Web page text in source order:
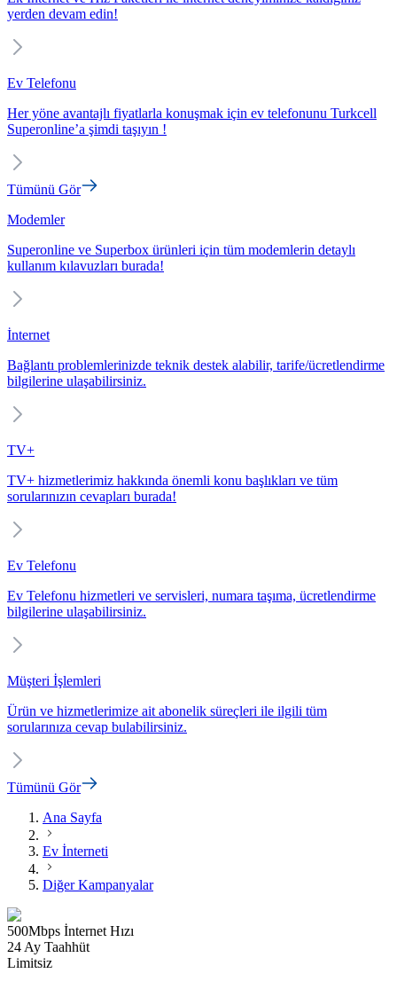
yerden devam edin!
Ev Telefonu
Her yöne avantajlı fiyatlarla konuşmak için ev telefonunu Turkcell
Superonline’a şimdi taşıyın !
Tümünü Gör
Modemler
Superonline ve Superbox ürünleri için tüm modemlerin detaylı
kullanım kılavuzları burada!
İnternet
Bağlantı problemlerinizde teknik destek alabilir, tarife/ücretlendirme
bilgilerine ulaşabilirsiniz.
TV+
TV+ hizmetlerimiz hakkında önemli konu başlıkları ve tüm
sorularınızın cevapları burada!
Ev Telefonu
Ev Telefonu hizmetleri ve servisleri, numara taşıma, ücretlendirme
bilgilerine ulaşabilirsiniz.
Müşteri İşlemleri
Ürün ve hizmetlerimize ait abonelik süreçleri ile ilgili tüm
sorularınıza cevap bulabilirsiniz.
Tümünü Gör
Ana Sayfa
Ev İnterneti
Diğer Kampanyalar
500Mbps İnternet Hızı
24 Ay Taahhüt
Limitsiz